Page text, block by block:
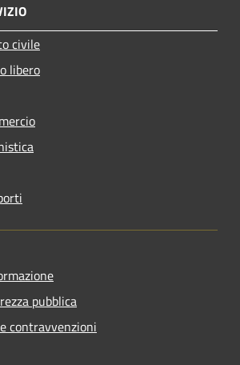
civile
libero
pubblica
contravvenzioni